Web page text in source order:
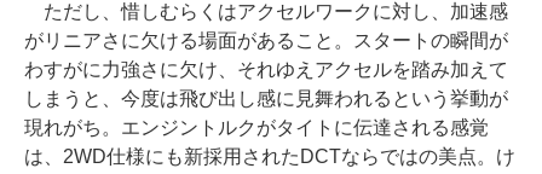
ただし、惜しむらくはアクセルワークに対し、加速感
がリニアさに欠ける場面があること。スタートの瞬間が
わすがに力強さに欠け、それゆえアクセルを踏み加えて
しまうと、今度は飛び出し感に見舞われるという挙動が
現れがち。エンジントルクがタイトに伝達される感覚
は、2WD仕様にも新採用されたDCTならではの美点。け